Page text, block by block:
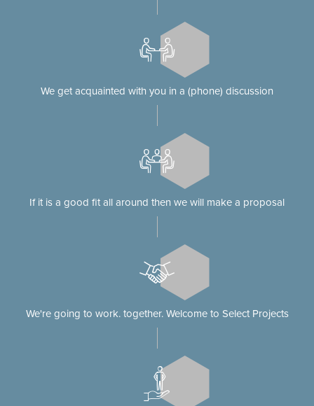
We get acquainted with you in a (phone) discussion
If it is a good fit all around then we will make a proposal
We're going to work. together. Welcome to Select Projects